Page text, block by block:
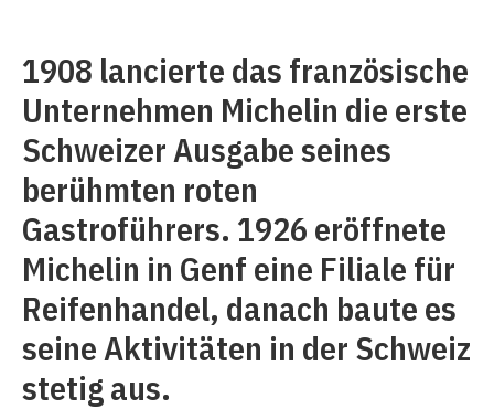
1908 lancierte das französische
Unternehmen Michelin die erste
Schweizer Ausgabe seines
berühmten roten
Gastroführers. 1926 eröffnete
Michelin in Genf eine Filiale für
Reifenhandel, danach baute es
seine Aktivitäten in der Schweiz
stetig aus.